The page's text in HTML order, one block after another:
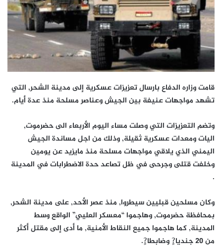
قامت وزاره الدفاع بارسال تعزيزات عسكرية إلى مدينة الشحر, التي
تشهد مواجهات عنيفة بين الجيش وعناصر مسلحة منذ عدة أيام.
وتضم التعزيزات التي وصلت مساء اليوم الأربعاء الى حضرموت,
اليات ومعدات عسكرية ثقيلة, وذلك من اجل مساندة الجيش
اليمني الذي يلاقي مواجهات مسلحة منذ مايزيد عن يومين
وخلفت قتلى وجرحى في ظل تصاعد حدة الاضطرابات في المدينة
.
وكان مسلحين قبليين سيطروا, منذ عصر الأحد, على مدينة الشحر,
بمحافظة حضرموت, وهاجموا “معسكر العليي” الواقع وسط
المدينة, كما هاجموا جميع النقاط الأمنية, ما أدى إلى مقتل أكثر
من 20 جنديا?ٍ وضابطا?ٍ.